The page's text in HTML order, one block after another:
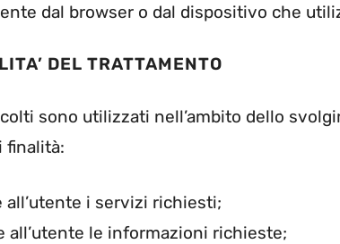
dal browser o dal dispositivo che
DEL TRATTAMENTO
sono utilizzati nell’ambito dello
finalità:
all’utente i servizi richiesti;
all’utente le informazioni richieste;